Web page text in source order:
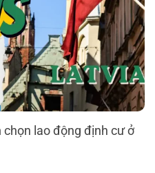
lao động định cư ở